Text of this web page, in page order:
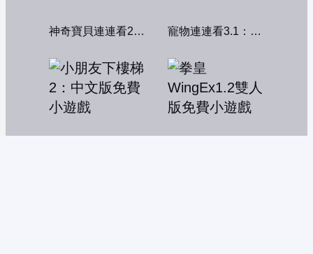
神奇寶貝連連看2004 寵物連連看3.1：共享版